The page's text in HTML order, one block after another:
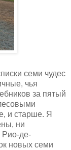
семи чудес
чья
за пятый
и старше. Я
ни
Рио-де-
новых семи